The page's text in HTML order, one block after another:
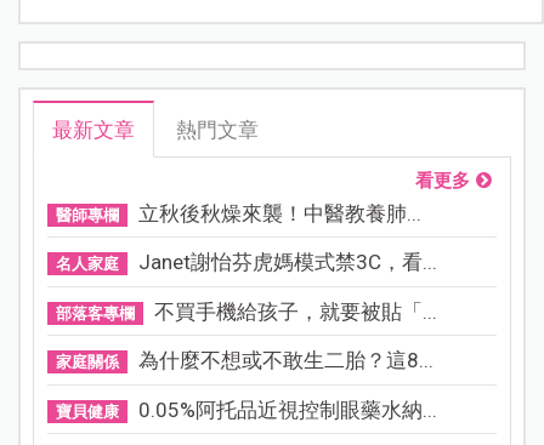
最新文章 熱門文章
看更多
醫師專欄 立秋後秋燥來襲！中醫教養肺...
名人家庭 Janet謝怡芬虎媽模式禁3C，看...
部落客專欄 不買手機給孩子，就要被貼「...
家庭關係 為什麼不想或不敢生二胎？這8...
寶貝健康 0.05%阿托品近視控制眼藥水納...